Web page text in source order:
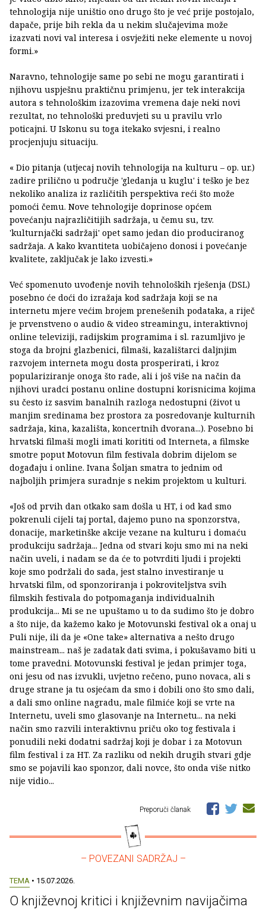
tehnologija nije uništio ono drugo što je već prije postojalo,
dapače, prije bih rekla da u nekim slučajevima može
izazvati novi val interesa i osvježiti neke elemente u novoj
formi.»
Naravno, tehnologije same po sebi ne mogu garantirati i
njihovu uspješnu praktičnu primjenu, jer tek interakcija
autora s tehnološkim izazovima vremena daje neki novi
rezultat, no tehnološki preduvjeti su u pravilu vrlo
poticajni. U Iskonu su toga itekako svjesni, i realno
procjenjuju situaciju.
« Dio pitanja (utjecaj novih tehnologija na kulturu – op. ur.)
zadire prilično u područje 'gledanja u kuglu' i teško je bez
nekoliko analiza iz različitih perspektiva reći što može
pomoći čemu. Nove tehnologije doprinose općem
povećanju najrazličitijih sadržaja, u čemu su, tzv.
'kulturnjački sadržaji' opet samo jedan dio produciranog
sadržaja. A kako kvantiteta uobičajeno donosi i povećanje
kvalitete, zaključak je lako izvesti.»
Već spomenuto uvođenje novih tehnoloških rješenja (DSL)
posebno će doći do izražaja kod sadržaja koji se na
internetu mjere većim brojem prenešenih podataka, a riječ
je prvenstveno o audio & video streamingu, interaktivnoj
online televiziji, radijskim programima i sl. razumljivo je
stoga da brojni glazbenici, filmaši, kazalištarci daljnjim
razvojem interneta mogu dosta prosperirati, i kroz
populariziranje onoga što rade, ali i još više na način da
njihovi uradci postanu online dostupni korisnicima kojima
su često iz sasvim banalnih razloga nedostupni (život u
manjim sredinama bez prostora za posredovanje kulturnih
sadržaja, kina, kazališta, koncertnih dvorana...). Posebno bi
hrvatski filmaši mogli imati korititi od Interneta, a filmske
smotre poput Motovun film festivala dobrim dijelom se
događaju i online. Ivana Šoljan smatra to jednim od
najboljih primjera suradnje s nekim projektom u kulturi.
«Još od prvih dan otkako sam došla u HT, i od kad smo
pokrenuli cijeli taj portal, dajemo puno na sponzorstva,
donacije, marketinške akcije vezane na kulturu i domaću
produkciju sadržaja... Jedna od stvari koju smo mi na neki
način uveli, i nadam se da će to potvrditi ljudi i projekti
koje smo podržali do sada, jest stalno investiranje u
hrvatski film, od sponzoriranja i pokroviteljstva svih
filmskih festivala do potpomaganja individualnih
produkcija... Mi se ne upuštamo u to da sudimo što je dobro
a što nije, da kažemo kako je Motovunski festival ok a onaj u
Puli nije, ili da je «One take» alternativa a nešto drugo
mainstream... naš je zadatak dati svima, i pokušavamo biti u
tome pravedni. Motovunski festival je jedan primjer toga,
oni jesu od nas izvukli, uvjetno rečeno, puno novaca, ali s
druge strane ja tu osjećam da smo i dobili ono što smo dali,
a dali smo online nagradu, male filmiće koji se vrte na
Internetu, uveli smo glasovanje na Internetu... na neki
način smo razvili interaktivnu priču oko tog festivala i
ponudili neki dodatni sadržaj koji je dobar i za Motovun
film festival i za HT. Za razliku od nekih drugih stvari gdje
smo se pojavili kao sponzor, dali novce, što onda više nitko
nije vidio...
Preporuči članak
– POVEZANI SADRŽAJ –
TEMA • 15.07.2026.
O književnoj kritici i književnim navijačima